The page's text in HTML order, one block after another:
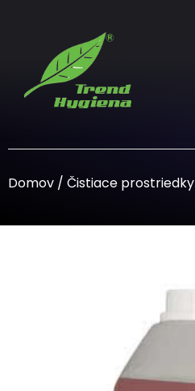
Domov / Čistiace prostriedky